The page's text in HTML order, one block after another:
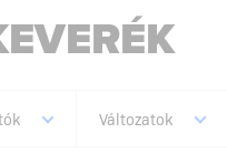
Változatok